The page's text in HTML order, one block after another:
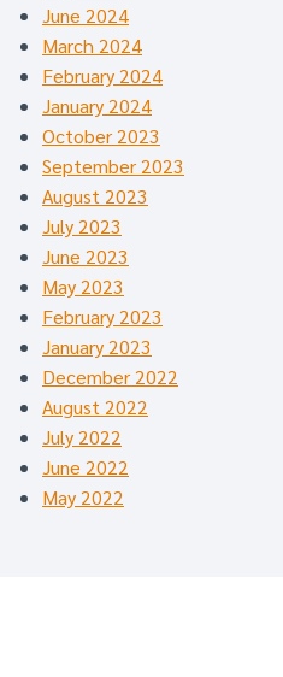
June 2024
March 2024
February 2024
January 2024
October 2023
September 2023
August 2023
July 2023
June 2023
May 2023
February 2023
January 2023
December 2022
August 2022
July 2022
June 2022
May 2022